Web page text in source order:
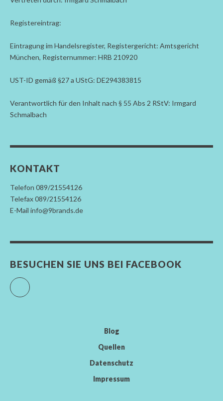
Registereintrag:
Eintragung im Handelsregister, Registergericht: Amtsgericht
München, Registernummer: HRB 210920
UST-ID gemäß §27 a UStG: DE294383815
Verantwortlich für den Inhalt nach § 55 Abs 2 RStV: Irmgard
Schmalbach
KONTAKT
Telefon 089/21554126
Telefax 089/21554126
E-Mail info@9brands.de
BESUCHEN SIE UNS BEI FACEBOOK
Facebook
Blog
Quellen
Datenschutz
Impressum